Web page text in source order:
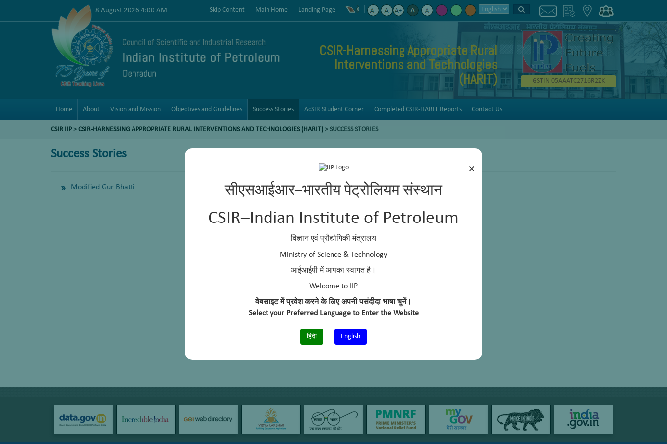
×
सीएसआईआर–भारतीय पेट्रोलियम संस्थान
CSIR–Indian Institute of Petroleum
विज्ञान एवं प्रौद्योगिकी मंत्रालय
Ministry of Science & Technology
आईआईपी में आपका स्वागत है।
Welcome to IIP
वेबसाइट में प्रवेश करने के लिए अपनी पसंदीदा भाषा चुनें।
Select your Preferred Language to Enter the Website
हिंदी English
8 August 2026 4:00 AM Skip Content Main Home Landing Page
CSIR-Harnessing Appropriate Rural
Interventions and Technologies
(HARIT)
GSTIN 05AAATC2716R2ZK
Home About Vision and Mission Objectives and Guidelines Success Stories AcSIR Student Corner Completed CSIR-HARIT Reports Contact Us
CSIR IIP > CSIR-HARNESSING APPROPRIATE RURAL INTERVENTIONS AND TECHNOLOGIES (HARIT) > SUCCESS STORIES
Success Stories
Modified Gur Bhatti